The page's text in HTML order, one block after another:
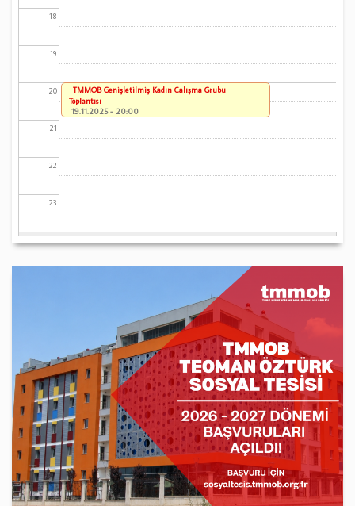
18
19
20
21
22
23
TMMOB Genişletilmiş Kadın Çalışma Grubu
Toplantısı
19.11.2025 - 20:00